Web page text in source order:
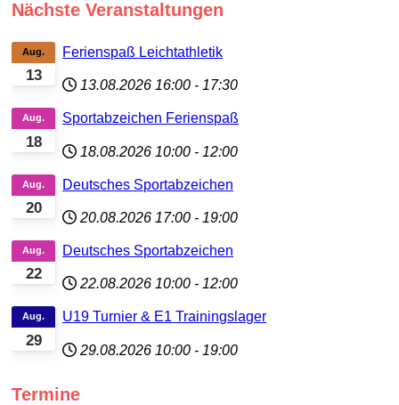
Nächste Veranstaltungen
13
Aug. Ferienspaß Leichtathletik
13.08.2026 16:00 - 17:30
18
Aug. Sportabzeichen Ferienspaß
18.08.2026 10:00 - 12:00
20
Aug. Deutsches Sportabzeichen
20.08.2026 17:00 - 19:00
22
Aug. Deutsches Sportabzeichen
22.08.2026 10:00 - 12:00
29
Aug. U19 Turnier & E1 Trainingslager
29.08.2026 10:00 - 19:00
Termine